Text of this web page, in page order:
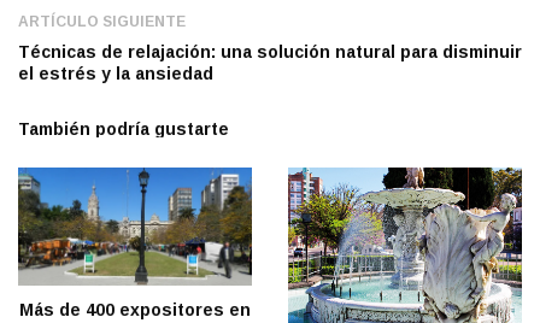
ARTÍCULO SIGUIENTE
Técnicas de relajación: una solución natural para disminuir
el estrés y la ansiedad
También podría gustarte
Más de 400 expositores en